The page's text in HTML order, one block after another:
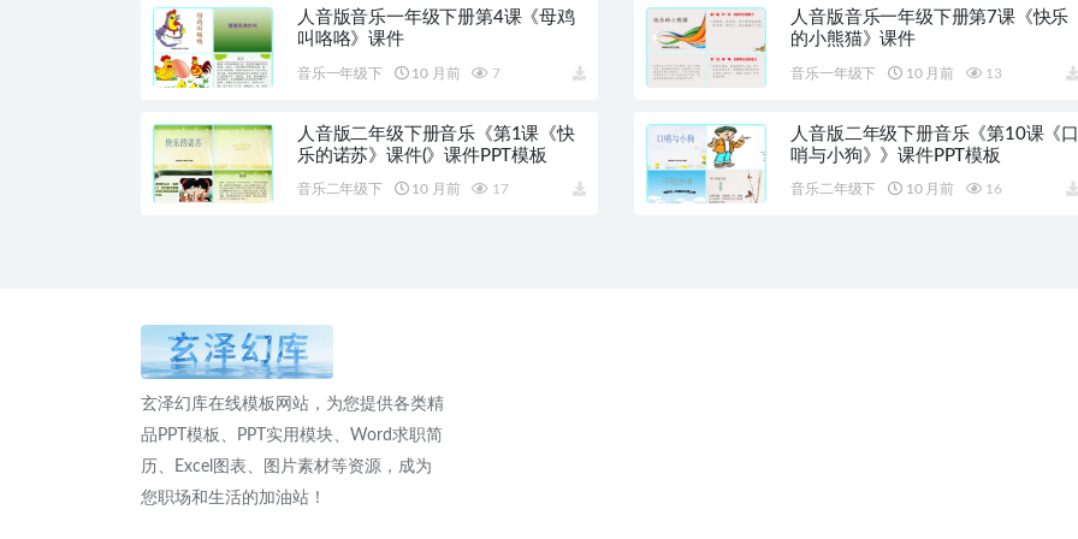
人音版音乐一年级下册第4课《母鸡
叫咯咯》课件
音乐一年级下 10 月前 7
人音版音乐一年级下册第7课《快乐
的小熊猫》课件
音乐一年级下 10 月前 13
人音版二年级下册音乐《第1课《快
乐的诺苏》课件(》课件PPT模板
音乐二年级下 10 月前 17
人音版二年级下册音乐《第10课《口
哨与小狗》》课件PPT模板
音乐二年级下 10 月前 16
玄泽幻库在线模板网站，为您提供各类精
品PPT模板、PPT实用模块、Word求职简
历、Excel图表、图片素材等资源，成为
您职场和生活的加油站！